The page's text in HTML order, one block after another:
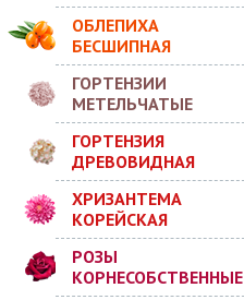
ОБЛЕПИХА
БЕСШИПНАЯ
ГОРТЕНЗИИ
МЕТЕЛЬЧАТЫЕ
ГОРТЕНЗИЯ
ДРЕВОВИДНАЯ
ХРИЗАНТЕМА
КОРЕЙСКАЯ
РОЗЫ
КОРНЕСОБСТВЕННЫЕ